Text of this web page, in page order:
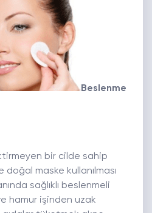
Beslenme
bir cilde sahip
maske kullanılması
sağlıklı beslenmeli
hamur işinden uzak